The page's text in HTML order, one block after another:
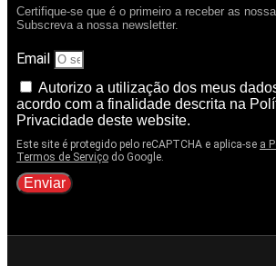
Certifique-se que é o primeiro a receber as
Subscreva a nossa newsletter.
Email
Autorizo a utilização dos meus
acordo com a finalidade descrita na
Privacidade deste website.
Este site é protegido pelo reCAPTCHA e aplica-se a
Termos de Serviço do Google.
Enviar